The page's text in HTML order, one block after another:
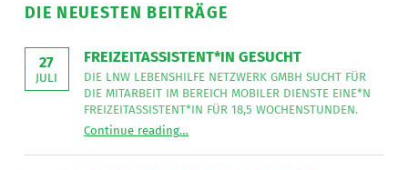
DIE NEUESTEN BEITRÄGE
27
JULI
FREIZEITASSISTENT*IN GESUCHT
DIE LNW LEBENSHILFE NETZWERK GMBH SUCHT FÜR
DIE MITARBEIT IM BEREICH MOBILER DIENSTE EINE*N
FREIZEITASSISTENT*IN FÜR 18,5 WOCHENSTUNDEN.
Continue readingDie
Lebenshilfe
…